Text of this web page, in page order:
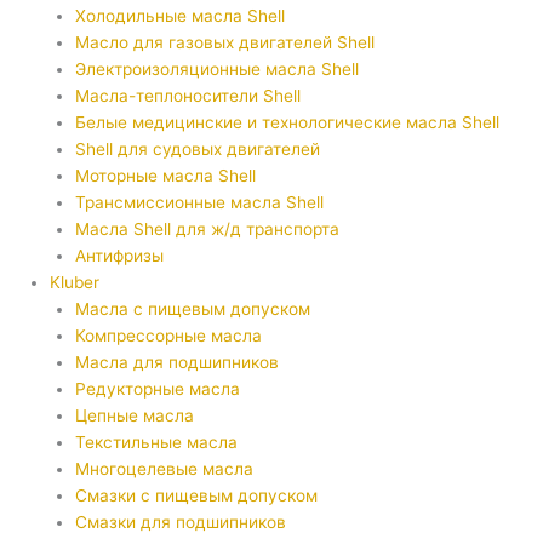
Холодильные масла Shell
Масло для газовых двигателей Shell
Электроизоляционные масла Shell
Масла-теплоносители Shell
Белые медицинские и технологические масла Shell
Shell для судовых двигателей
Моторные масла Shell
Трансмиссионные масла Shell
Масла Shell для ж/д транспорта
Антифризы
Kluber
Масла с пищевым допуском
Компрессорные масла
Масла для подшипников
Редукторные масла
Цепные масла
Текстильные масла
Многоцелевые масла
Смазки с пищевым допуском
Смазки для подшипников